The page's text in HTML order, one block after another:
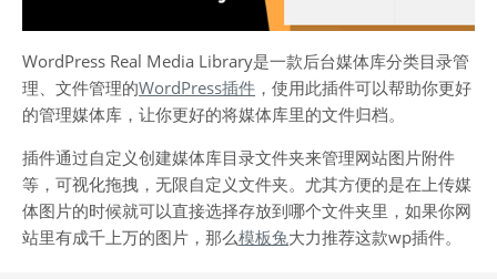
WordPress Real Media Library是一款后台媒体库分类目录管
理、文件管理的WordPress插件 ，使用此插件可以帮助你更好
的管理媒体库，让你更好的将媒体库里的文件归档。
插件通过自定义创建媒体库目录文件夹来管理网站图片附件
等，可视化拖拽，无限自定义文件夹。尤其方便的是在上传媒
体图片的时候就可以直接选择存放到哪个文件夹里，如果你网
站里有成千上万的图片，那么模板兔大力推荐这款wp插件。